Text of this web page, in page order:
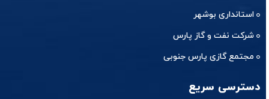
استانداری بوشهر
شرکت نفت و گاز پارس
مجتمع گازی پارس جنوبی
دسترسی سریع